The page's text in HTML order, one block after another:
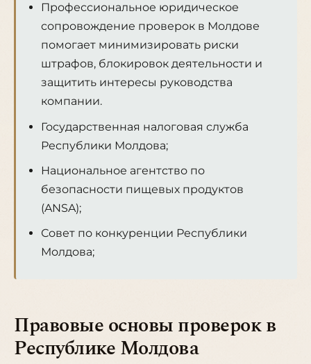
Профессиональное юридическое
сопровождение проверок в Молдове
помогает минимизировать риски
штрафов, блокировок деятельности и
защитить интересы руководства
компании.
Государственная налоговая служба
Республики Молдова;
Национальное агентство по
безопасности пищевых продуктов
(ANSA);
Совет по конкуренции Республики
Молдова;
Правовые основы проверок в
Республике Молдова